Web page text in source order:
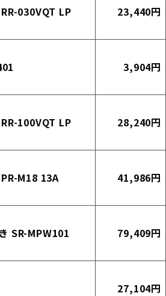
030VQT LP 23,440円
3,904円
100VQT LP 28,240円
M18 13A 41,986円
SR-MPW101 79,409円
27,104円